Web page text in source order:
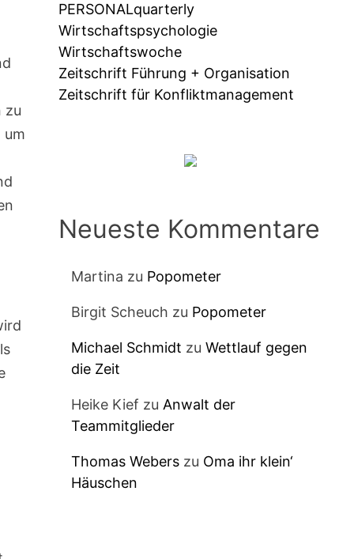
zu
um
PERSONALquarterly
Wirtschaftspsychologie
Wirtschaftswoche
Zeitschrift Führung + Organisation
Zeitschrift für Konfliktmanagement
Neueste Kommentare
Martina zu Popometer
Birgit Scheuch zu Popometer
Michael Schmidt zu Wettlauf gegen
die Zeit
Heike Kief zu Anwalt der
Teammitglieder
Thomas Weberszu Oma ihr klein‘
Häuschen